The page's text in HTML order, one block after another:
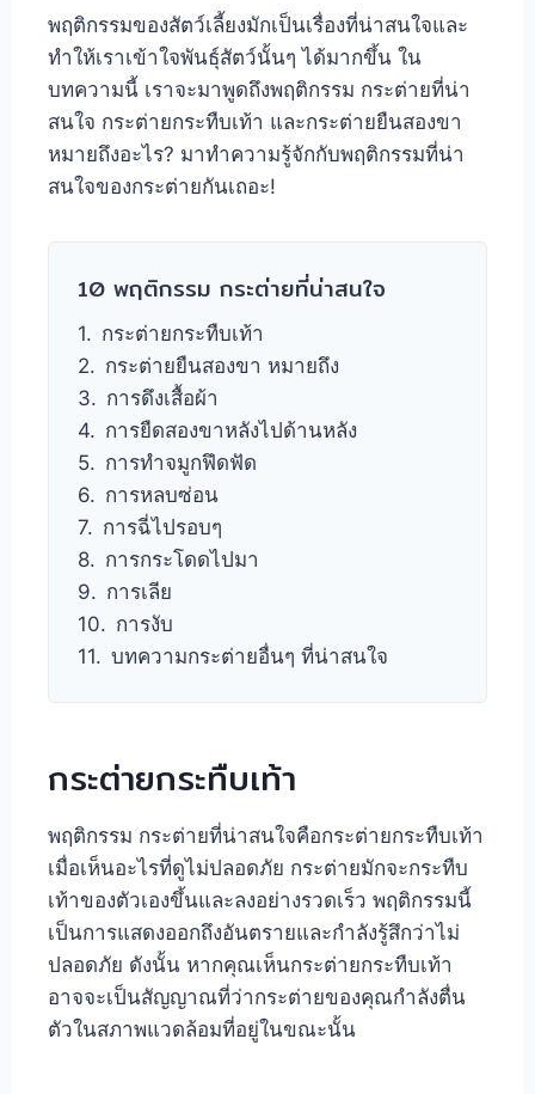
พฤติกรรมของสัตว์เลี้ยงมักเป็นเรื่องที่น่าสนใจและ
ทำให้เราเข้าใจพันธุ์สัตว์นั้นๆ ได้มากขึ้น ใน
บทความนี้ เราจะมาพูดถึงพฤติกรรม กระต่ายที่น่า
สนใจ กระต่ายกระทืบเท้า และกระต่ายยืนสองขา
หมายถึงอะไร? มาทำความรู้จักกับพฤติกรรมที่น่า
สนใจของกระต่ายกันเถอะ!
10 พฤติกรรม กระต่ายที่น่าสนใจ
กระต่ายกระทืบเท้า
กระต่ายยืนสองขา หมายถึง
การดึงเสื้อผ้า
การยืดสองขาหลังไปด้านหลัง
การทำจมูกฟึดฟัด
การหลบซ่อน
การฉี่ไปรอบๆ
การกระโดดไปมา
การเลีย
การงับ
บทความกระต่ายอื่นๆ ที่น่าสนใจ
กระต่ายกระทืบเท้า
พฤติกรรม กระต่ายที่น่าสนใจคือกระต่ายกระทืบเท้า
เมื่อเห็นอะไรที่ดูไม่ปลอดภัย กระต่ายมักจะกระทืบ
เท้าของตัวเองขึ้นและลงอย่างรวดเร็ว พฤติกรรมนี้
เป็นการแสดงออกถึงอันตรายและกำลังรู้สึกว่าไม่
ปลอดภัย ดังนั้น หากคุณเห็นกระต่ายกระทืบเท้า
อาจจะเป็นสัญญาณที่ว่ากระต่ายของคุณกำลังตื่น
ตัวในสภาพแวดล้อมที่อยู่ในขณะนั้น